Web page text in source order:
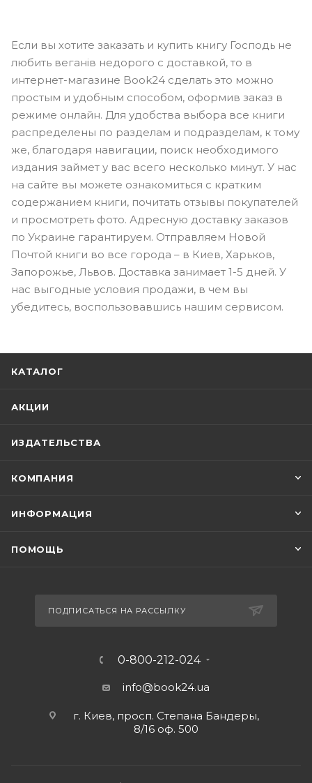
Если вы хотите заказать и купить книгу Господь не
любить веганів недорого с доставкой, то в
интернет-магазине Book24 сделать это можно
простым и удобным способом, оформив заказ в
режиме онлайн. Для удобства выбора все книги
распределены по разделам и подразделам, к тому
же, благодаря навигации, поиск необходимого
издания займет у вас всего несколько минут. У нас
на сайте вы можете ознакомиться с кратким
содержанием книги, почитать отзывы покупателей
и просмотреть фото. Адресную доставку заказов
по Украине гарантируем. Отправляем Новой
Почтой книги во все города – в Киев, Харьков,
Запорожье, Львов. Доставка занимает 1-5 дней. У
нас выгодные условия продажи, в чем вы
убедитесь, воспользовавшись нашим сервисом.
КАТАЛОГ
АКЦИИ
ИЗДАТЕЛЬСТВА
КОМПАНИЯ
ИНФОРМАЦИЯ
ПОМОЩЬ
ПОДПИСАТЬСЯ НА РАССЫЛКУ
0-800-212-024
info@book24.ua
г. Киев, просп. Степана Бандеры,
8/16 оф. 500